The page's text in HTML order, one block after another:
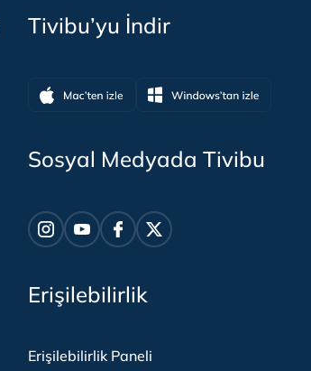
Tivibu’yu İndir
Sosyal Medyada Tivibu
Erişilebilirlik
Erişilebilirlik Paneli